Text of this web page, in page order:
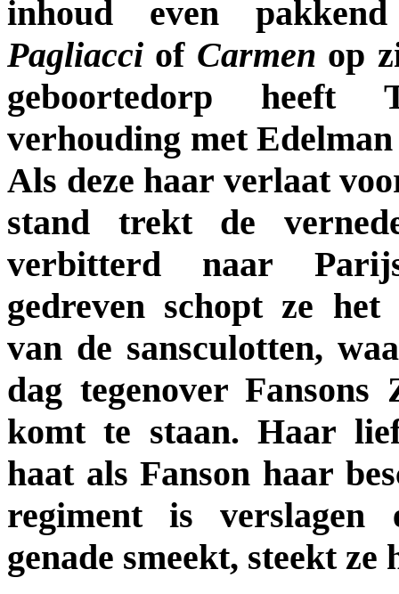
inhoud even
Pagliacci of Carmen op
geboortedorp heeft
verhouding met
Als deze haar verlaat
stand trekt de
verbitterd naar
gedreven schopt ze
van de sansculotten,
dag tegenover Fansons
komt te staan. Haar
haat als Fanson haar
regiment is verslagen
genade smeekt, steekt ze